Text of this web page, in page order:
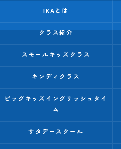
IKAとは
クラス紹介
スモールキッズクラス
キンディクラス
ビッグキッズイングリッシュタイ
ム
サタデースクール